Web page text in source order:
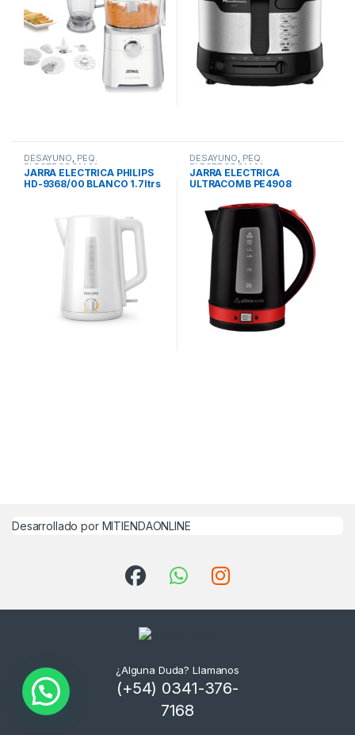
DESAYUNO, PEQ.
ELECTRODOM.21
JARRA ELECTRICA PHILIPS
HD-9368/00 BLANCO 1.7ltrs
DESAYUNO, PEQ.
ELECTRODOM.21
JARRA ELECTRICA
ULTRACOMB PE4908
70-80-90-95-100
Desarrollado por MITIENDAONLINE
¿Alguna Duda? Llamanos
(+54) 0341-376-
7168